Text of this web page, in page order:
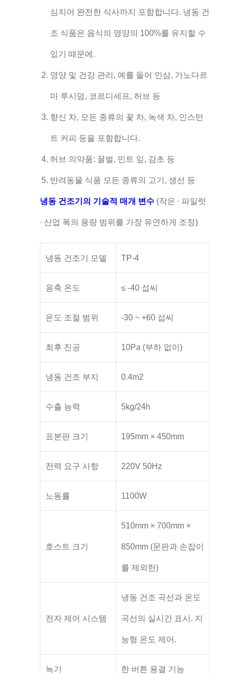
심지어 완전한 식사까지 포함합니다. 냉동 건
조 식품은 음식의 영양의 100%를 유지할 수
있기 때문에.
영양 및 건강 관리, 예를 들어 인삼, 가노다르
마 루시덤, 코르디세프, 허브 등
향신 차, 모든 종류의 꽃 차, 녹색 차, 인스턴
트 커피 등을 포함합니다.
허브 의약품: 꿀벌, 민트 잎, 감초 등
반려동물 식품 모든 종류의 고기, 생선 등
냉동 건조기의 기술적 매개 변수 (작은 ∙ 파일럿
∙ 산업 폭의 용량 범위를 가장 유연하게 조정)
냉동 건조기 모델 TP-4
응축 온도 ≤ -40 섭씨
온도 조절 범위 -30 ~ +60 섭씨
최후 진공 10Pa (부하 없이)
냉동 건조 부지 0.4m2
수출 능력 5kg/24h
표본판 크기 195mm × 450mm
전력 요구 사항 220V 50Hz
노동률 1100W
호스트 크기
510mm × 700mm ×
850mm (문판과 손잡이
를 제외한)
전자 제어 시스템
냉동 건조 곡선과 온도
곡선의 실시간 표시. 지
능형 온도 제어.
녹기 한 버튼 용결 기능